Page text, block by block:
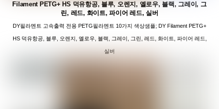
Filament PETG+ HS 덕유항공, 블루, 오렌지, 옐로우, 블랙, 그레이, 그
린, 레드, 화이트, 파이어 레드, 실버
DY필라멘트 고속출력 전용 PETG필라멘트 10가지 색상샘플; DY Filament PETG+
HS 덕유항공, 블루, 오렌지, 옐로우, 블랙, 그레이, 그린, 레드, 화이트, 파이어 레드,
실버